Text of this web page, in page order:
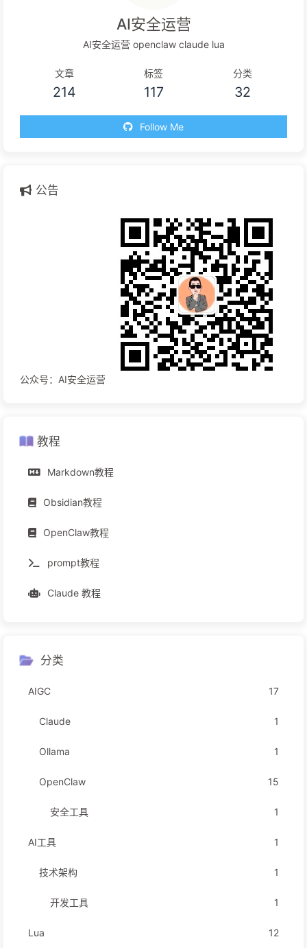
AI安全运营
AI安全运营 openclaw claude lua
文章
214
标签
117
分类
32
Follow Me
公告
公众号：AI安全运营
教程
Markdown教程
Obsidian教程
OpenClaw教程
prompt教程
Claude 教程
分类
AIGC 17
Claude 1
Ollama 1
OpenClaw 15
安全工具 1
AI工具 1
技术架构 1
开发工具 1
Lua 12